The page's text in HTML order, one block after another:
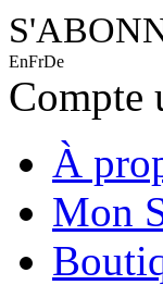
EnFrDe
Compte
À
Mon